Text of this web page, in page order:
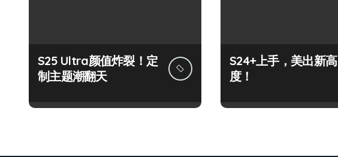
S25 Ultra颜值炸裂！定
制主题潮翻天
S24+上手，美出新高
度！